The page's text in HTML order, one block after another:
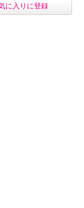
に入りに登録